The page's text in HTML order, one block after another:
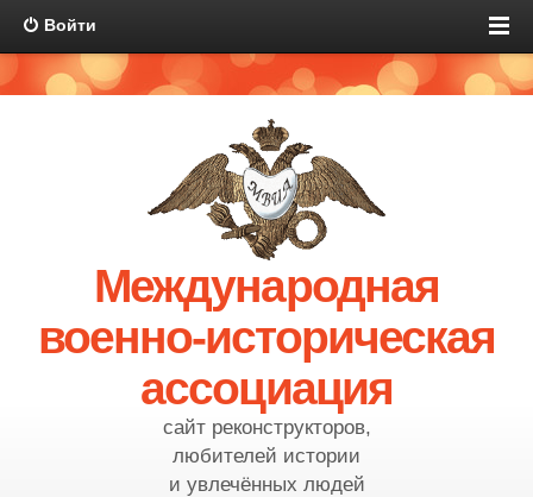
Войти
Международная
военно-историческая
ассоциация
сайт реконструкторов,
любителей истории
и увлечённых людей